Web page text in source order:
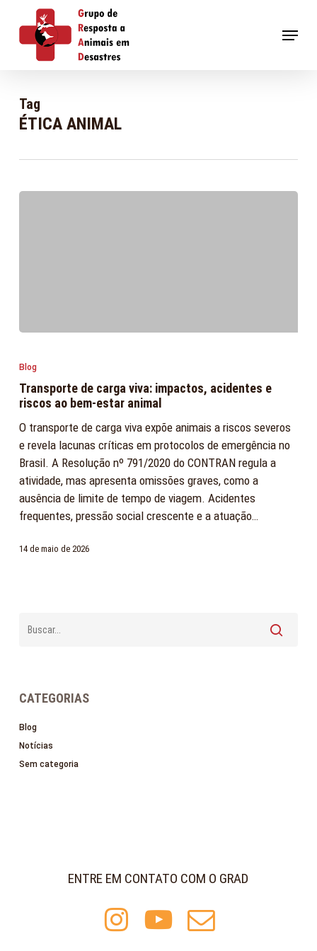
main
Menu
Tag
ÉTICA ANIMAL
carga
viva:
impactos,
acidentes
e
riscos
ao
bem-
estar
Blog
Transporte de carga viva: impactos, acidentes e
riscos ao bem-estar animal
O transporte de carga viva expõe animais a riscos severos
e revela lacunas críticas em protocolos de emergência no
Brasil. A Resolução nº 791/2020 do CONTRAN regula a
atividade, mas apresenta omissões graves, como a
ausência de limite de tempo de viagem. Acidentes
frequentes, pressão social crescente e a atuação…
14 de maio de 2026
CATEGORIAS
Blog
Notícias
Sem categoria
ENTRE EM CONTATO COM O GRAD